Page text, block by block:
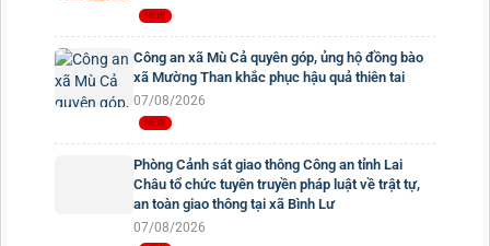
Công an xã Mù Cả quyên góp, ủng hộ đồng bào
xã Mường Than khắc phục hậu quả thiên tai
07/08/2026
Phòng Cảnh sát giao thông Công an tỉnh Lai
Châu tổ chức tuyên truyền pháp luật về trật tự,
an toàn giao thông tại xã Bình Lư
07/08/2026